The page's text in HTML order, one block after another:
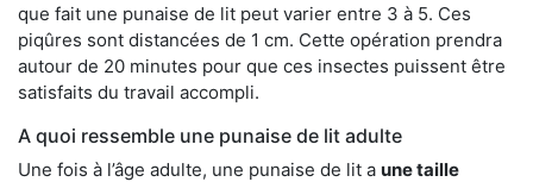
que fait une punaise de lit peut varier entre 3 à 5. Ces
piqûres sont distancées de 1 cm. Cette opération prendra
autour de 20 minutes pour que ces insectes puissent être
satisfaits du travail accompli.
A quoi ressemble une punaise de lit adulte
Une fois à l’âge adulte, une punaise de lit a une taille